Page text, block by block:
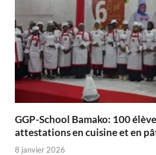
GGP-School Bamako: 100
attestations en cuisine et en
8 janvier 2026